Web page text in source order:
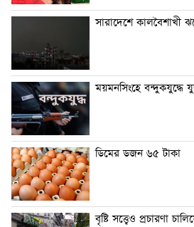
সারাদেশে কালবৈশাখী
ময়মনসিংহে বন্দুকযুদ্ধে
ডিমের ডজন ৬৫ টাকা
বৃষ্টি সত্ত্বেও প্রচারণা